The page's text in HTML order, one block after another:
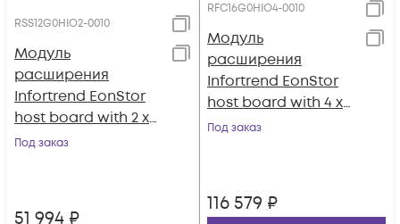
RSS12G0HIO2-0010
Модуль
расширения
Infortrend EonStor
host board with 2 x
12 Gb/s SAS ports,
Под заказ
51 994 ₽
RFC16G0HIO4-0010
Модуль
расширения
Infortrend EonStor
host board with 4 x
16Gb/s FC ports, type
Под заказ
116 579 ₽